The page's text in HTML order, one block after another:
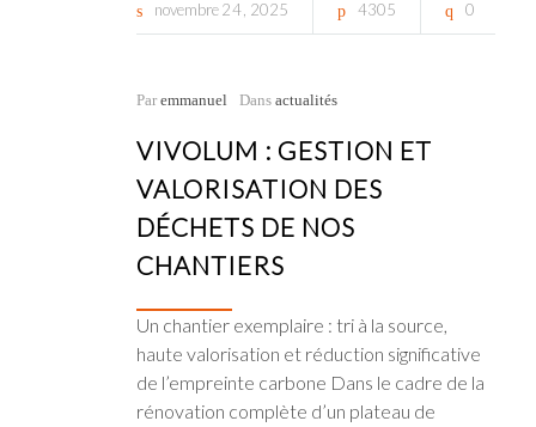
novembre24 2025 4305 0
Par emmanuel Dans actualités
VIVOLUM : GESTION ET
VALORISATION DES
DÉCHETS DE NOS
CHANTIERS
Un chantier exemplaire : tri à la source,
haute valorisation et réduction significative
de l’empreinte carbone Dans le cadre de la
rénovation complète d’un plateau de